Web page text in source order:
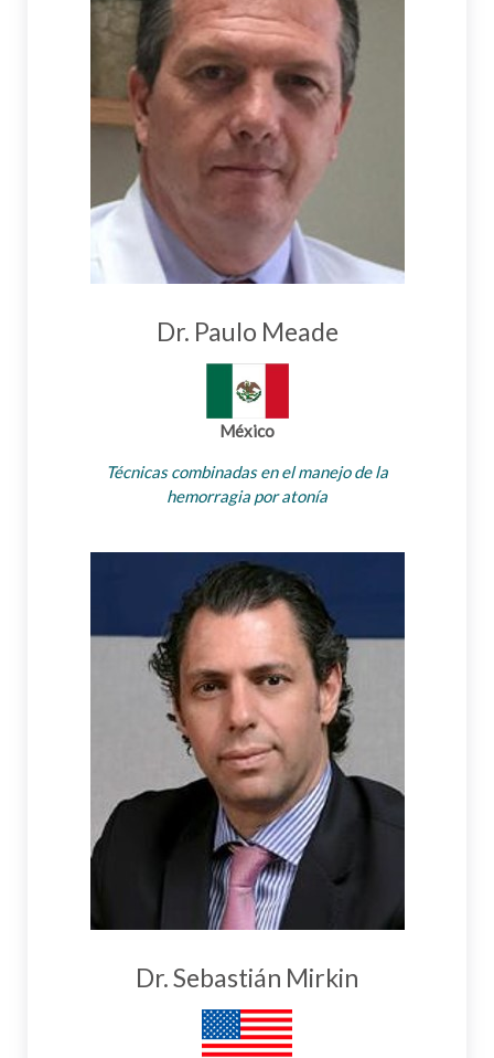
Dr. Paulo Meade
México
Técnicas combinadas en el manejo de la
hemorragia por atonía
Dr. Sebastián Mirkin